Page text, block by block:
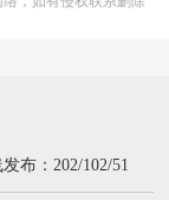
布：202/102/51